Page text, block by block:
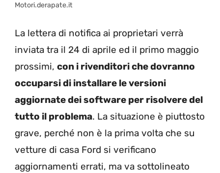
Motori.derapate.it
La lettera di notifica ai proprietari verrà
inviata tra il 24 di aprile ed il primo maggio
prossimi, con i rivenditori che dovranno
occuparsi di installare le versioni
aggiornate dei software per risolvere del
tutto il problema. La situazione è piuttosto
grave, perché non è la prima volta che su
vetture di casa Ford si verificano
aggiornamenti errati, ma va sottolineato